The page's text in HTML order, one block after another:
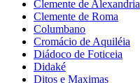
Clemente de Alexandria
Clemente de Roma
Columbano
Cromácio de Aquiléia
Diádoco de Foticeia
Didaké
Ditos e Maximas